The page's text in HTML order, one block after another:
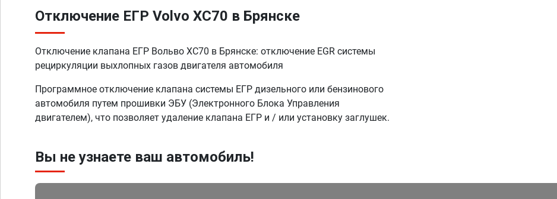
Отключение ЕГР Volvo XC70 в Брянске
Отключение клапана ЕГР Вольво XC70 в Брянске: отключение EGR системы
рециркуляции выхлопных газов двигателя автомобиля
Программное отключение клапана системы ЕГР дизельного или бензинового
автомобиля путем прошивки ЭБУ (Электронного Блока Управления
двигателем), что позволяет удаление клапана ЕГР и / или установку заглушек.
Вы не узнаете ваш автомобиль!